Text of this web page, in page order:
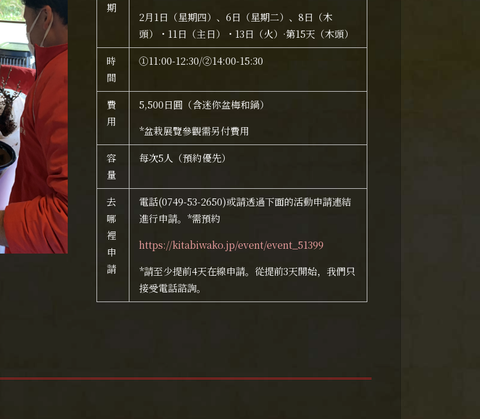
期
2月1日（星期四）、6日（星期二）、8日（木
頭）
・11日（主日）・13日 （火） ·第15天 （木頭）
時
間
①11:00-12:30/②14:00-15:30
費
用
5,500日圓（含迷你盆梅和鍋）
*盆栽展覽參觀需另付費用
容
量
每次5人（預約優先）
去
哪
裡
申
請
電話(0749-53-2650)或請透過下面的活動申請連結
進行申請。 *需預約
https://kitabiwako.jp/event/event_51399
*請至少提前4天在線申請。從提前3天開始，我們只
接受電話諮詢。